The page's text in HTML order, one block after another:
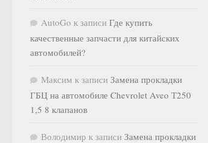
AutoGo к записи Где купить
качественные запчасти для китайских
автомобилей?
Максим к записи Замена прокладки
ГБЦ на автомобиле Chevrolet Aveo Т250
1,5 8 клапанов
Володимир к записи Замена прокладки